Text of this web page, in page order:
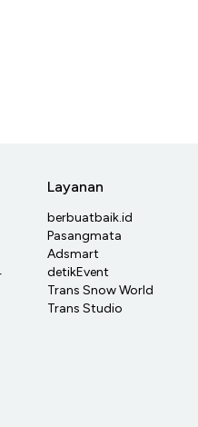
Layanan
berbuatbaik.id
Pasangmata
Adsmart
detikEvent
Trans Snow World
Trans Studio